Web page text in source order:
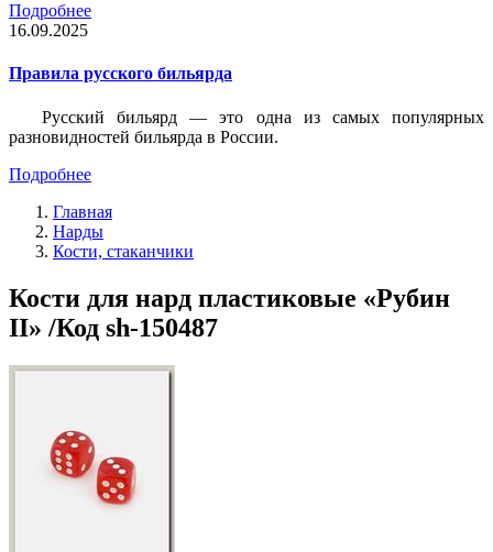
Подробнее
16.09.2025
Правила русского бильярда
Русский бильярд — это одна из самых популярных
разновидностей бильярда в России.
Подробнее
Главная
Нарды
Кости, стаканчики
Кости для нард пластиковые «Рубин
II» /Код sh-150487